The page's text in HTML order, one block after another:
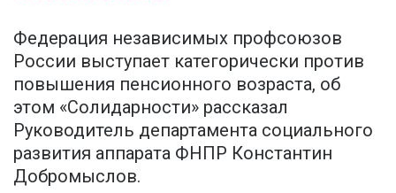
Федерация независимых профсоюзов
России выступает категорически против
повышения пенсионного возраста, об
этом «Солидарности» рассказал
Руководитель департамента социального
развития аппарата ФНПР Константин
Добромыслов.